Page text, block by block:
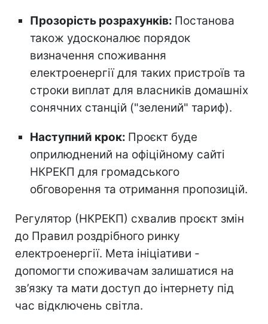
Прозорість розрахунків: Постанова
також удосконалює порядок
визначення споживання
електроенергії для таких пристроїв та
строки виплат для власників домашніх
сонячних станцій ("зелений" тариф).
Наступний крок: Проєкт буде
оприлюднений на офіційному сайті
НКРЕКП для громадського
обговорення та отримання пропозицій.
Регулятор (НКРЕКП) схвалив проєкт змін
до Правил роздрібного ринку
електроенергії. Мета ініціативи -
допомогти споживачам залишатися на
зв’язку та мати доступ до інтернету під
час відключень світла.